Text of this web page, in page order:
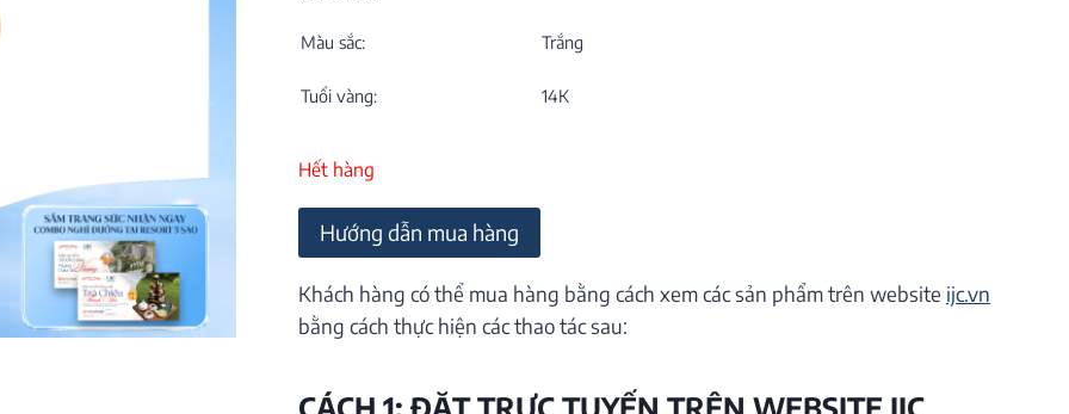
Màu sắc: Trắng
Tuổi vàng: 14K
Hết hàng
Hướng dẫn mua hàng
Khách hàng có thể mua hàng bằng cách xem các sản phẩm trên website ijc.vn
bằng cách thực hiện các thao tác sau: